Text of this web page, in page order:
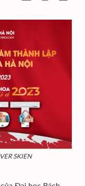
SKIEN